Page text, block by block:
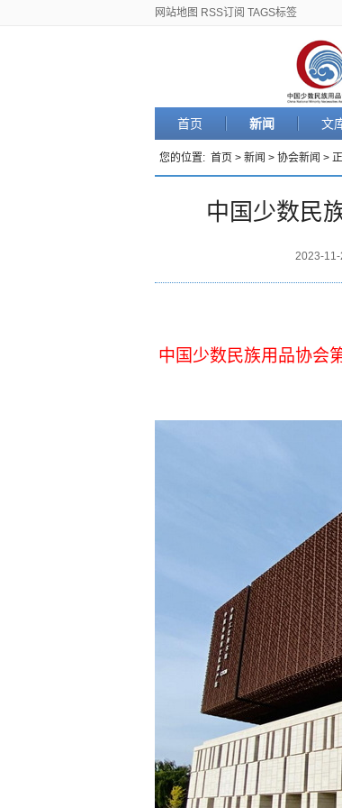
网站地图 RSS订阅 TAGS标签
首页 新闻 文
您的位置: 首页 > 新闻 > 协会新闻 >
中国少数民
2023-
中国少数民族用品协会